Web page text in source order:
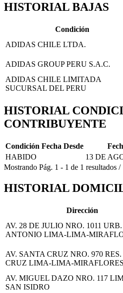
HISTORIAL BAJAS
Condición
ADIDAS CHILE LTDA.
ADIDAS GROUP PERU S.A.C.
ADIDAS CHILE LIMITADA
SUCURSAL DEL PERU
HISTORIAL
CONTRIBUYENTE
Condición Fecha Desde
HABIDO
13 DE
Mostrando Pág. 1 - 1 de 1 resultados /
HISTORIAL
Dirección
AV. 28 DE JULIO NRO. 1011
ANTONIO LIMA-LIMA-
AV. SANTA CRUZ NRO. 970
CRUZ LIMA-LIMA-MIRAFLORES
AV. MIGUEL DAZO NRO. 117
SAN ISIDRO